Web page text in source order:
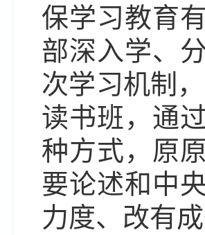
保学习教育
部深入学、
次学习机制
读书班，通
种方式，原
要论述和中
力度、改有成